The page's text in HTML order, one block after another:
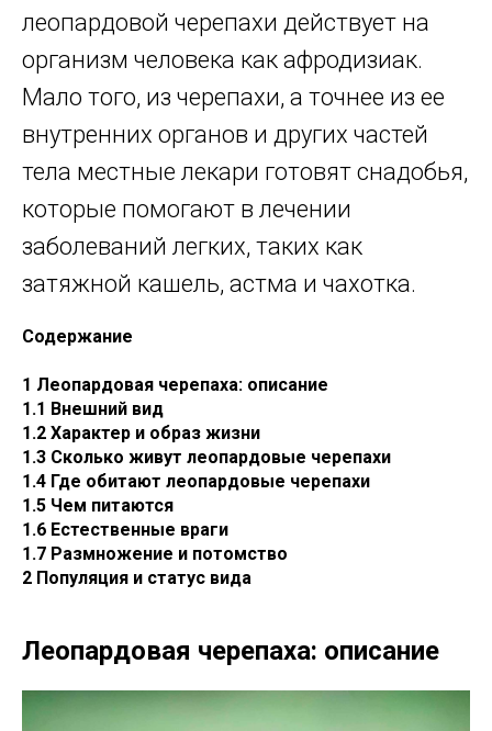
леопардовой черепахи действует на
организм человека как афродизиак.
Мало того, из черепахи, а точнее из ее
внутренних органов и других частей
тела местные лекари готовят снадобья,
которые помогают в лечении
заболеваний легких, таких как
затяжной кашель, астма и чахотка.
Содержание
1 Леопардовая черепаха: описание
1.1 Внешний вид
1.2 Характер и образ жизни
1.3 Сколько живут леопардовые черепахи
1.4 Где обитают леопардовые черепахи
1.5 Чем питаются
1.6 Естественные враги
1.7 Размножение и потомство
2 Популяция и статус вида
Леопардовая черепаха: описание